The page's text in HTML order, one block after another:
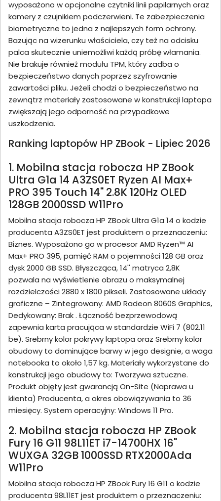
wyposażono w opcjonalne czytniki linii papilarnych oraz
kamery z czujnikiem podczerwieni. Te zabezpieczenia
biometryczne to jedna z najlepszych form ochrony.
Bazując na wizerunku właściciela, czy też na odcisku
palca skutecznie uniemożliwi każdą próbę włamania.
Nie brakuje również modułu TPM, który zadba o
bezpieczeństwo danych poprzez szyfrowanie
zawartości pliku. Jeżeli chodzi o bezpieczeństwo na
zewnątrz materiały zastosowane w konstrukcji laptopa
zwiększają jego odporność na przypadkowe
uszkodzenia.
Ranking laptopów HP ZBook - Lipiec 2026
1. Mobilna stacja robocza HP ZBook
Ultra G1a 14 A3ZS0ET Ryzen AI Max+
PRO 395 Touch 14" 2.8K 120Hz OLED
128GB 2000SSD W11Pro
Mobilna stacja robocza HP ZBook Ultra G1a 14 o kodzie
producenta A3ZS0ET jest produktem o przeznaczeniu:
Biznes. Wyposażono go w procesor AMD Ryzen™ AI
Max+ PRO 395, pamięć RAM o pojemności 128 GB oraz
dysk 2000 GB SSD. Błyszcząca, 14'' matryca 2,8K
pozwala na wyświetlenie obrazu o maksymalnej
rozdzielczości 2880 x 1800 pikseli. Zastosowane układy
graficzne – Zintegrowany: AMD Radeon 8060S Graphics,
Dedykowany: Brak . Łączność bezprzewodową
zapewnia karta pracująca w standardzie WiFi 7 (802.11
be). Srebrny kolor pokrywy laptopa oraz Srebrny kolor
obudowy to dominujące barwy w jego designie, a waga
notebooka to około 1,57 kg. Materiały wykorzystane do
konstrukcji jego obudowy to: Tworzywa sztuczne.
Produkt objęty jest gwarancją On-Site (Naprawa u
klienta) Producenta, a okres obowiązywania to 36
miesięcy. System operacyjny: Windows 11 Pro.
2. Mobilna stacja robocza HP ZBook
Fury 16 G11 98L11ET i7-14700HX 16"
WUXGA 32GB 1000SSD RTX2000Ada
W11Pro
Mobilna stacja robocza HP ZBook Fury 16 G11 o kodzie
producenta 98L11ET jest produktem o przeznaczeniu: